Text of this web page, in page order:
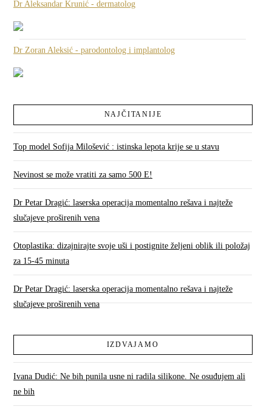
Dr Aleksandar Krunić - dermatolog
Dr Zoran Aleksić - parodontolog i implantolog
NAJČITANIJE
Top model Sofija Milošević : istinska lepota krije se u stavu
Nevinost se može vratiti za samo 500 E!
Dr Petar Dragić: laserska operacija momentalno rešava i najteže
slučajeve proširenih vena
Otoplastika: dizajnirajte svoje uši i postignite željeni oblik ili položaj
za 15-45 minuta
Dr Petar Dragić: laserska operacija momentalno rešava i najteže
slučajeve proširenih vena
IZDVAJAMO
Ivana Dudić: Ne bih punila usne ni radila silikone. Ne osuđujem ali
ne bih